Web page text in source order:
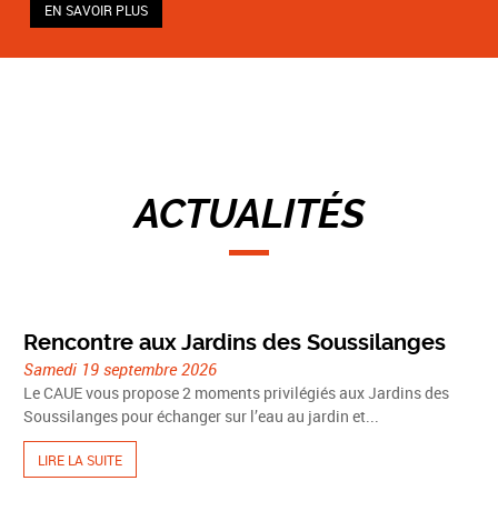
EN SAVOIR PLUS
ACTUALITÉS
Rencontre aux Jardins des Soussilanges
Samedi 19 septembre 2026
Le CAUE vous propose 2 moments privilégiés aux Jardins des
Soussilanges pour échanger sur l’eau au jardin et...
LIRE LA SUITE